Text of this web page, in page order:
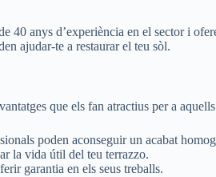
40 anys d’experiència en el sector i
ajudar-te a restaurar el teu sòl.
que els fan atractius per a
poden aconseguir un acabat
la vida útil del teu terrazzo.
garantia en els seus treballs.